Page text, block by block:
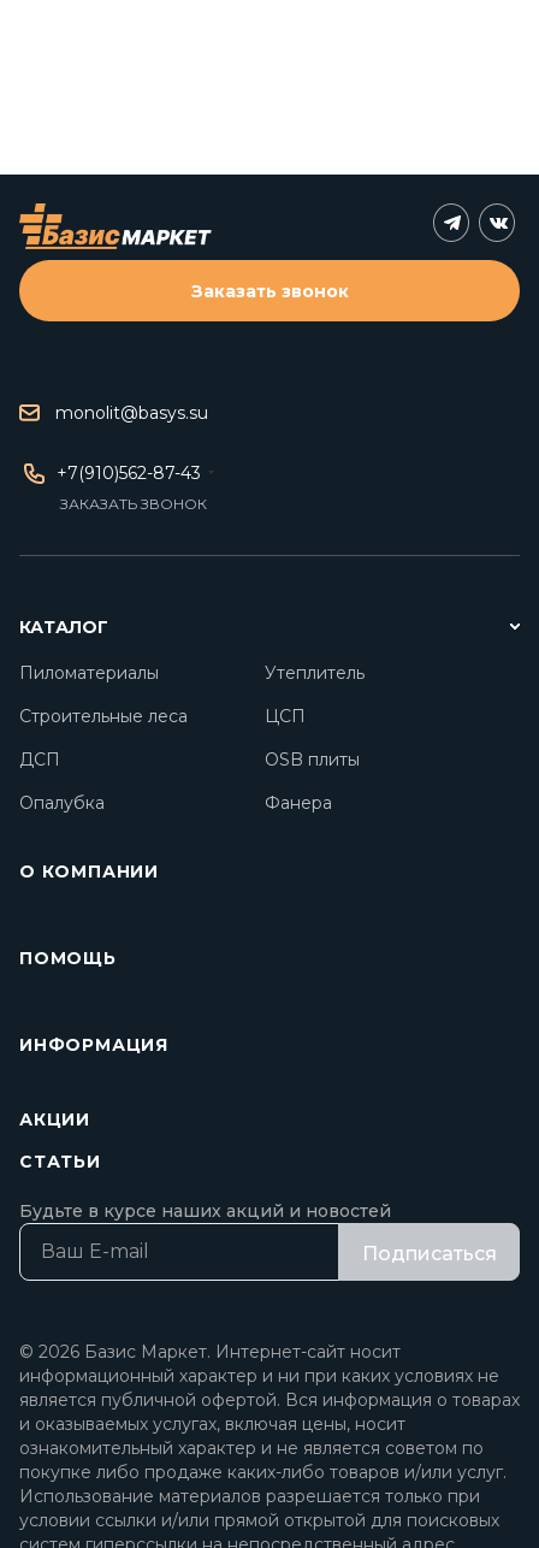
monolit@basys.su
+7(910)562-87-43
ЗАКАЗАТЬ ЗВОНОК
Заказать звонок
КАТАЛОГ
Пиломатериалы
Утеплитель
Строительные леса
ЦСП
ДСП
OSB плиты
Опалубка
Фанера
О КОМПАНИИ
ПОМОЩЬ
ИНФОРМАЦИЯ
АКЦИИ
СТАТЬИ
Будьте в курсе наших акций и новостей
Подписаться
© 2026 Базис Маркет. Интернет-сайт носит
информационный характер и ни при каких условиях не
является публичной офертой. Вся информация о товарах
и оказываемых услугах, включая цены, носит
ознакомительный характер и не является советом по
покупке либо продаже каких-либо товаров и/или услуг.
Использование материалов разрешается только при
условии ссылки и/или прямой открытой для поисковых